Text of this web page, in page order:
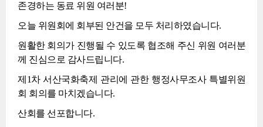
존경하는 동료 위원 여러분!
오늘 위원회에 회부된 안건을 모두 처리하였습니다.
원활한 회의가 진행될 수 있도록 협조해 주신 위원 여러분
께 진심으로 감사드립니다.
제1차 서산국화축제 관리에 관한 행정사무조사 특별위원
회 회의를 마치겠습니다.
산회를 선포합니다.